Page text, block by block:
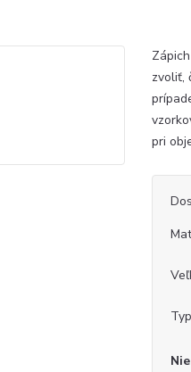
zvoliť,
pri